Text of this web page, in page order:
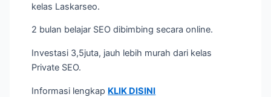
kelas Laskarseo.
2 bulan belajar SEO dibimbing secara online.
Investasi 3,5juta, jauh lebih murah dari kelas
Private SEO.
Informasi lengkap KLIK DISINI